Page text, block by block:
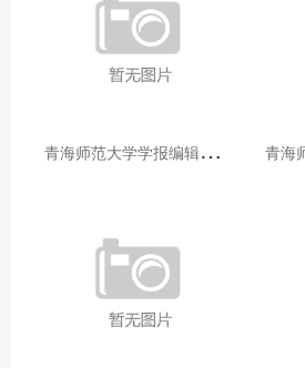
青
海师范大学学报编辑部赴大通县城关镇上毛佰胜村开展帮扶慰问活动